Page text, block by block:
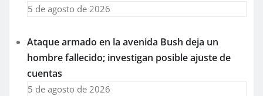
5 de agosto de 2026
Ataque armado en la avenida Bush deja un
hombre fallecido; investigan posible ajuste de
cuentas
5 de agosto de 2026